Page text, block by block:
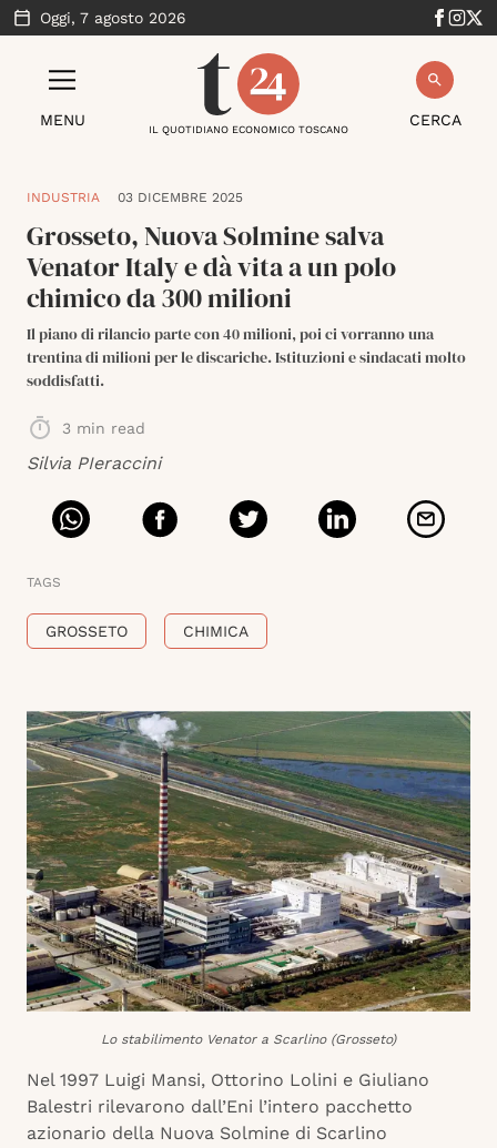
Oggi, 7 agosto 2026
MENU CERCA
IL QUOTIDIANO ECONOMICO TOSCANO
INDUSTRIA 03 DICEMBRE 2025
Grosseto, Nuova Solmine salva
Venator Italy e dà vita a un polo
chimico da 300 milioni
Il piano di rilancio parte con 40 milioni, poi ci vorranno una
trentina di milioni per le discariche. Istituzioni e sindacati molto
soddisfatti.
3 min read
Silvia PIeraccini
TAGS
GROSSETO CHIMICA
Lo stabilimento Venator a Scarlino (Grosseto)
Nel 1997 Luigi Mansi, Ottorino Lolini e Giuliano
Balestri rilevarono dall’Eni l’intero pacchetto
azionario della Nuova Solmine di Scarlino